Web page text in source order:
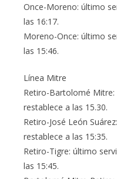
Once-Moreno: último
las 16:17.
Moreno-Once: último
las 15:46.
Línea Mitre
Retiro-Bartolomé Mitre:
restablece a las 15.30.
Retiro-José León
restablece a las 15:35.
Retiro-Tigre: último
las 15:45.